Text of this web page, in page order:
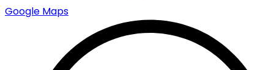
Google Maps